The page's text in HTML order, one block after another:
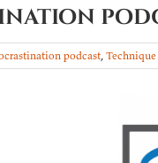
podcast,